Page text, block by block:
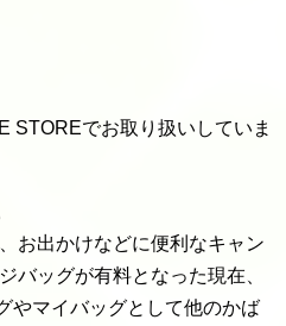
STOREでお取り扱いしていま
お出かけなどに便利なキャン
バッグが有料となった現在、
やマイバッグとして他のかば